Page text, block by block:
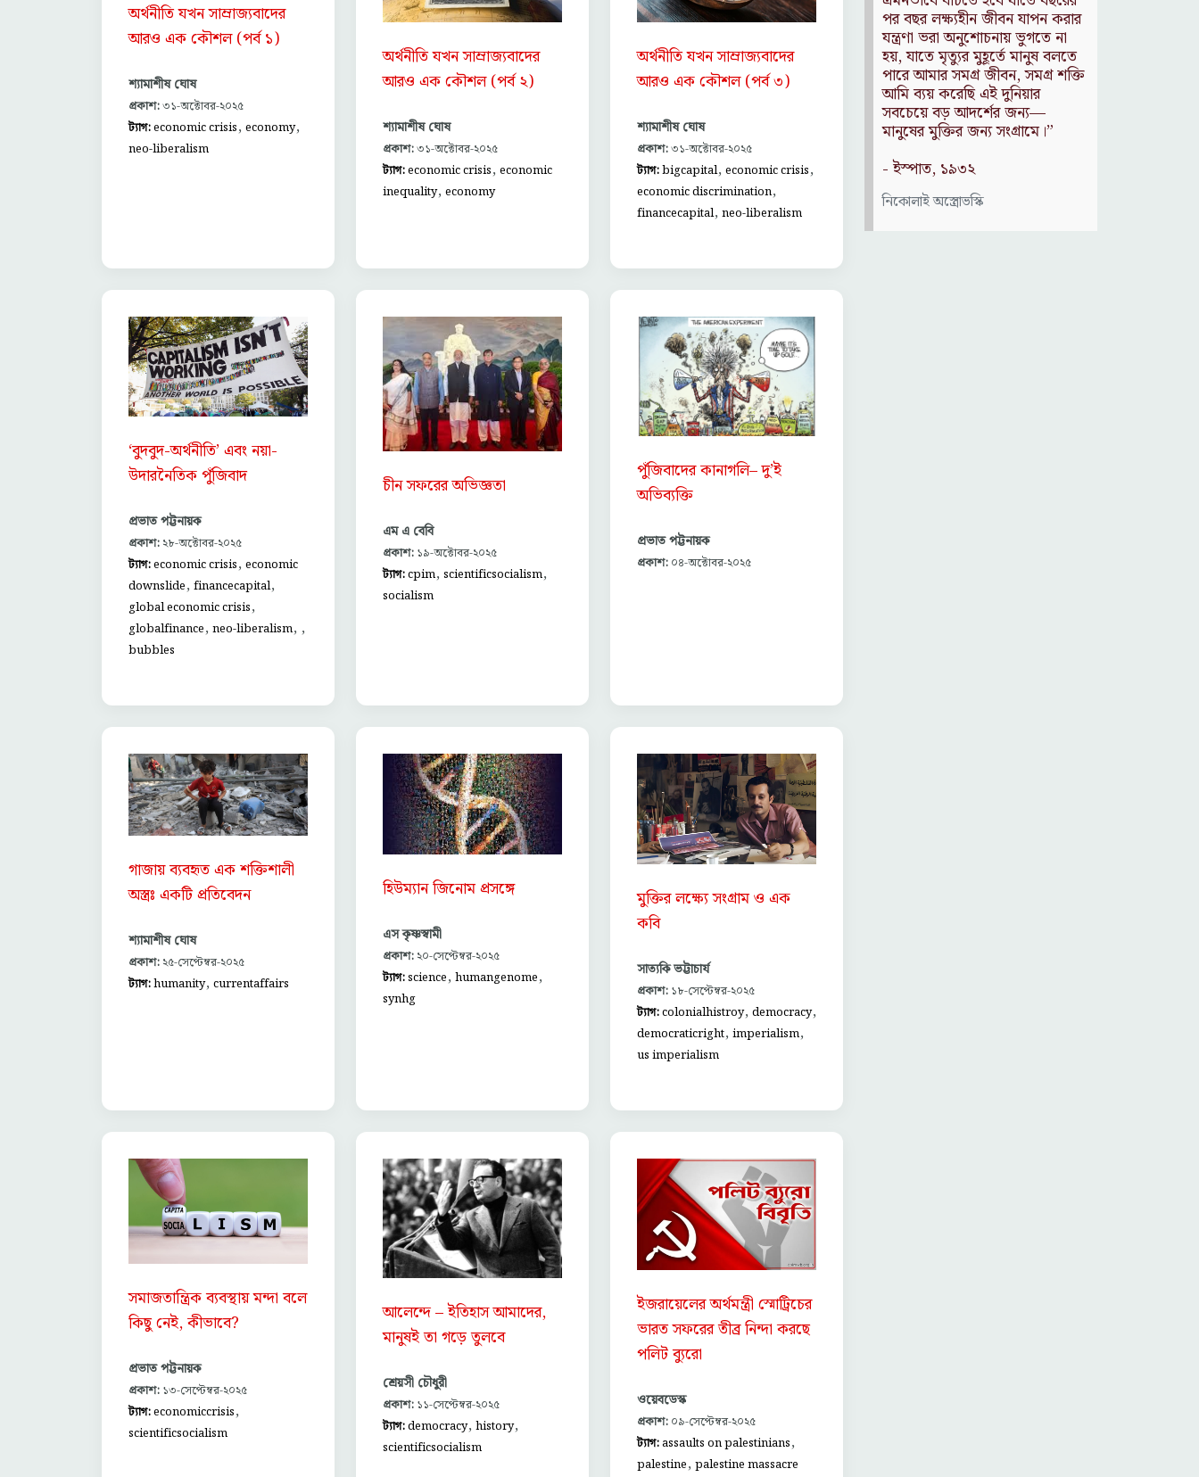
অর্থনীতি যখন সাম্রাজ্যবাদের
আরও এক কৌশল (পর্ব ১)
শ্যামাশীষ ঘোষ
প্রকাশ:৩১-অক্টোবর-২০২৫
ট্যাগ:economic crisis, economy,
neo-liberalism
অর্থনীতি যখন সাম্রাজ্যবাদের
আরও এক কৌশল (পর্ব ২)
শ্যামাশীষ ঘোষ
প্রকাশ:৩১-অক্টোবর-২০২৫
ট্যাগ:economic crisis, economic
inequality, economy
অর্থনীতি যখন সাম্রাজ্যবাদের
আরও এক কৌশল (পর্ব ৩)
শ্যামাশীষ ঘোষ
প্রকাশ:৩১-অক্টোবর-২০২৫
ট্যাগ:bigcapital, economic crisis,
economic discrimination,
financecapital, neo-liberalism
‘বুদবুদ-অর্থনীতি’ এবং নয়া-
উদারনৈতিক পুঁজিবাদ
প্রভাত পট্টনায়ক
প্রকাশ: ২৮-অক্টোবর-২০২৫
ট্যাগ:economic crisis, economic
downslide, financecapital,
global economic crisis,
globalfinance, neo-liberalism, ,
bubbles
চীন সফরের অভিজ্ঞতা
এম এ বেবি
প্রকাশ:১৯-অক্টোবর-২০২৫
ট্যাগ:cpim, scientificsocialism,
socialism
পুঁজিবাদের কানাগলি– দু’ই
অভিব্যক্তি
প্রভাত পট্টনায়ক
প্রকাশ:০৪-অক্টোবর-২০২৫
গাজায় ব্যবহৃত এক শক্তিশালী
অস্ত্রঃ একটি প্রতিবেদন
শ্যামাশীষ ঘোষ
প্রকাশ: ২৫-সেপ্টেম্বর-২০২৫
ট্যাগ:humanity, currentaffairs
হিউম্যান জিনোম প্রসঙ্গে
এস কৃষ্ণস্বামী
প্রকাশ:২০-সেপ্টেম্বর-২০২৫
ট্যাগ:science, humangenome,
synhg
মুক্তির লক্ষ্যে সংগ্রাম ও এক
কবি
সাত্যকি ভট্টাচার্য
প্রকাশ:১৮-সেপ্টেম্বর-২০২৫
ট্যাগ:colonialhistroy, democracy,
democraticright, imperialism,
us imperialism
সমাজতান্ত্রিক ব্যবস্থায় মন্দা বলে
কিছু নেই, কীভাবে?
প্রভাত পট্টনায়ক
প্রকাশ: ১৩-সেপ্টেম্বর-২০২৫
ট্যাগ:economiccrisis,
scientificsocialism
আলেন্দে – ইতিহাস আমাদের,
মানুষই তা গড়ে তুলবে
শ্রেয়সী চৌধুরী
প্রকাশ:১১-সেপ্টেম্বর-২০২৫
ট্যাগ:democracy, history,
scientificsocialism
ইজরায়েলের অর্থমন্ত্রী স্মোট্রিচের
ভারত সফরের তীব্র নিন্দা করছে
পলিট ব্যুরো
ওয়েবডেস্ক
প্রকাশ:০৯-সেপ্টেম্বর-২০২৫
ট্যাগ:assaults on palestinians,
palestine, palestine massacre
Source: Das Kapital
(Volume I, Chapter 1)
কার্ল মার্কস